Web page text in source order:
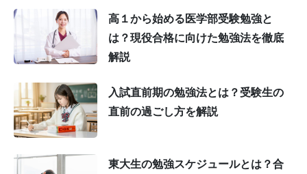
高１から始める医学部受験勉強と
は？現役合格に向けた勉強法を徹底
解説
入試直前期の勉強法とは？受験生の
直前の過ごし方を解説
東大生の勉強スケジュールとは？合